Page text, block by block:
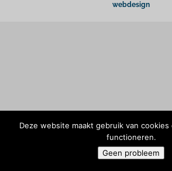
webdesign
Deze website maakt gebruik van
functioneren.
Geen probleem